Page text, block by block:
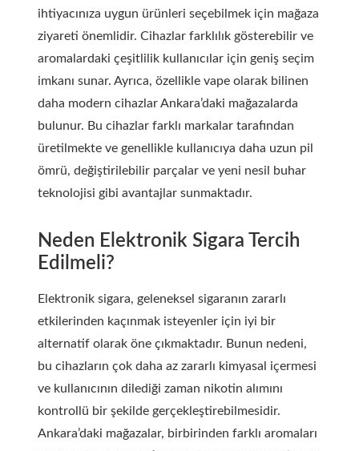
ihtiyacınıza uygun ürünleri seçebilmek için mağaza
ziyareti önemlidir. Cihazlar farklılık gösterebilir ve
aromalardaki çeşitlilik kullanıcılar için geniş seçim
imkanı sunar. Ayrıca, özellikle vape olarak bilinen
daha modern cihazlar Ankara’daki mağazalarda
bulunur. Bu cihazlar farklı markalar tarafından
üretilmekte ve genellikle kullanıcıya daha uzun pil
ömrü, değiştirilebilir parçalar ve yeni nesil buhar
teknolojisi gibi avantajlar sunmaktadır.
Neden Elektronik Sigara Tercih
Edilmeli?
Elektronik sigara, geleneksel sigaranın zararlı
etkilerinden kaçınmak isteyenler için iyi bir
alternatif olarak öne çıkmaktadır. Bunun nedeni,
bu cihazların çok daha az zararlı kimyasal içermesi
ve kullanıcının dilediği zaman nikotin alımını
kontrollü bir şekilde gerçekleştirebilmesidir.
Ankara’daki mağazalar, birbirinden farklı aromaları